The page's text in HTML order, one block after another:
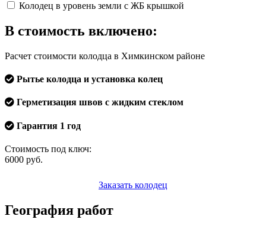
Колодец в уровень земли с ЖБ крышкой
В стоимость включено:
Расчет стоимости колодца в Химкинском районе
Рытье колодца и установка колец
Герметизация швов с жидким стеклом
Гарантия 1 год
Стоимость под ключ:
6000 руб.
Заказать колодец
География работ